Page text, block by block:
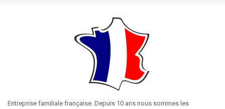
Entreprise familiale française. Depuis 10 ans nous sommes les